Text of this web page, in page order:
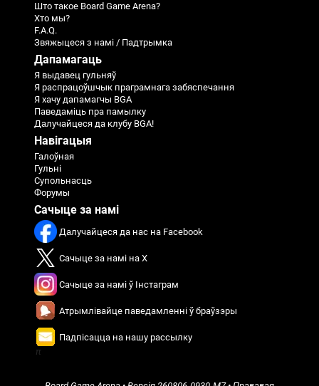
Што такое Board Game Arena?
Хто мы?
F.A.Q.
Звяжыцеся з намі / Падтрымка
Дапамагаць
Я выдавец гульняў
Я распрацоўшчык праграмнага забяспечання
Я хачу дапамагчы BGA
Паведаміць пра памылку
Далучайцеся да клубу BGA!
Навігацыя
Галоўная
Гульні
Супольнасць
Форумы
Сачыце за намі
Далучайцеся да нас на Facebook
Сачыце за намі на X
Сачыце за намі ў Інстаграм
Атрымлівайце паведамленні ў браўзэры
Падпісацца на нашу рассылку
π